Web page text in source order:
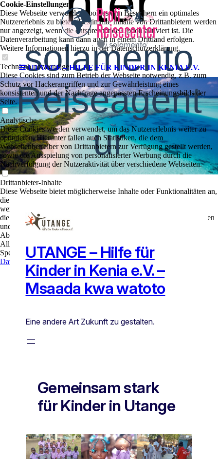
UTANGE – HILFE FÜR KINDER IN KENIA E.V.
solamento
Reiseagent
ur
Cookie-Einstellungen
Diese Webseite verwendet Cookies, um Besuchern ein optimales
Nutzererlebnis zu bieten. Bestimmte Inhalte von Drittanbietern werden
nur angezeigt, wenn die entsprechende Option aktiviert ist. Die
Datenverarbeitung kann dann auch in einem Drittland erfolgen.
Weitere Informationen hierzu in der Datenschutzerklärung.
Technisch notwendige
Diese Cookies sind zum Betrieb der Webseite notwendig, z.B. zum
Schutz vor Hackerangriffen und zur Gewährleistung eines
konsistenten und der Nachfrage angepassten Erscheinungsbilds der
Seite.
Analytische
Diese Cookies werden verwendet, um das Nutzererlebnis weiter zu
optimieren. Hierunter fallen auch Statistiken, die dem
Webseitenbetreiber von Drittanbietern zur Verfügung gestellt werden,
sowie die Ausspielung von personalisierter Werbung durch die
Nachverfolgung der Nutzeraktivität über verschiedene Webseiten.
Drittanbieter-Inhalte
Diese Webseite bietet möglicherweise Inhalte oder Funktionalitäten an,
die von Drittanbietern eigenverantwortlich zur Verfügung gestellt
werden. Diese Drittanbieter können eigene Cookies setzen, z.B. um
die Nutzeraktivität zu verfolgen oder ihre Angebote zu personalisieren
und zu optimieren.
Ablehnen
Alle akzeptieren
Speichern
Datenschutz